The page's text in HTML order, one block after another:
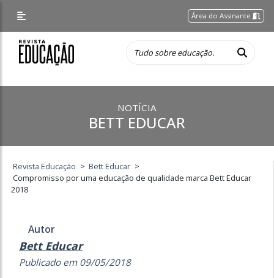
Área do Assinante
NOTÍCIA
BETT EDUCAR
Revista Educação > Bett Educar >
Compromisso por uma educação de qualidade marca Bett Educar
2018
Autor
Bett Educar
Publicado em 09/05/2018